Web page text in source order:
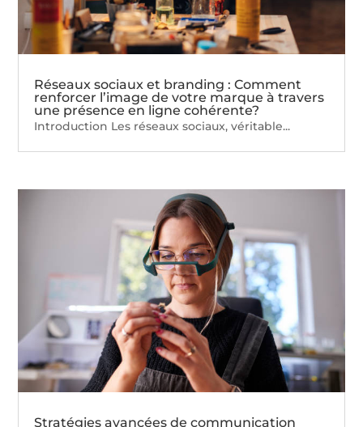
Réseaux sociaux et branding : Comment
renforcer l’image de votre marque à travers
une présence en ligne cohérente?
Introduction Les réseaux sociaux, véritable...
Stratégies avancées de communication